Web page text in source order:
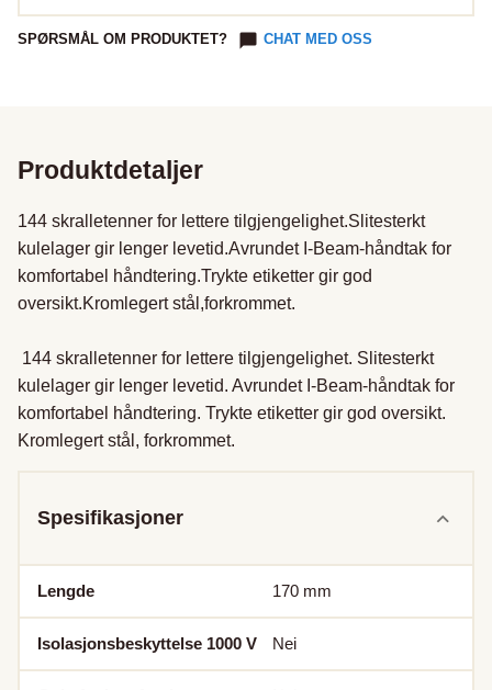
SPØRSMÅL OM PRODUKTET? CHAT MED OSS
Produktdetaljer
144 skralletenner for lettere tilgjengelighet.Slitesterkt
kulelager gir lenger levetid.Avrundet I-Beam-håndtak for
komfortabel håndtering.Trykte etiketter gir god
oversikt.Kromlegert stål,forkrommet.
kulelager gir lenger levetid. Avrundet I-Beam-håndtak for
komfortabel håndtering. Trykte etiketter gir god oversikt.
Kromlegert stål, forkrommet.
Spesifikasjoner
Lengde 170 mm
Isolasjonsbeskyttelse 1000 V Nei